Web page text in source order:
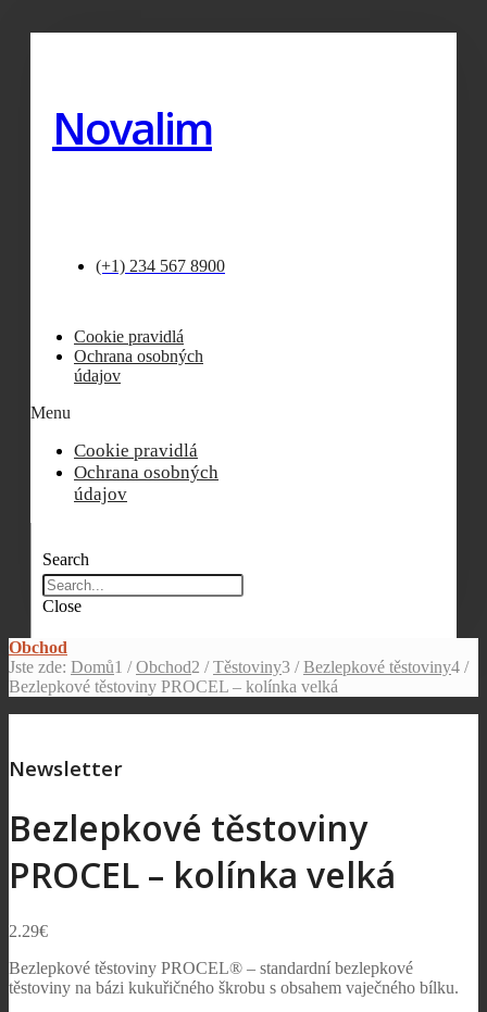
Novalim
(+1) 234 567 8900
Cookie pravidlá
Ochrana osobných
údajov
Menu
Cookie pravidlá
Ochrana osobných
údajov
Search
Close
Obchod
Jste zde: Domů1 / Obchod2 / Těstoviny3 / Bezlepkové těstoviny4 /
Bezlepkové těstoviny PROCEL – kolínka velká
Newsletter
Bezlepkové těstoviny
PROCEL – kolínka velká
2.29€
Bezlepkové těstoviny PROCEL® – standardní bezlepkové
těstoviny na bázi kukuřičného škrobu s obsahem vaječného bílku.